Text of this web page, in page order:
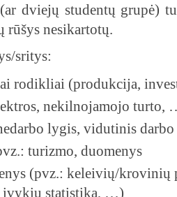
dviejų studentų grupė)
nesikartotų.
sritys:
rodikliai (produkcija,
nekilnojamojo turto,
lygis, vidutinis
turizmo, duomenys
(pvz.: keleivių/krovinių
įvykių statistika, …)